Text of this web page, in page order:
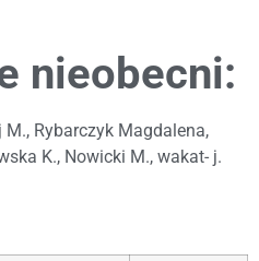
nieobecni:
M., Rybarczyk Magdalena,
K., Nowicki M., wakat- j.